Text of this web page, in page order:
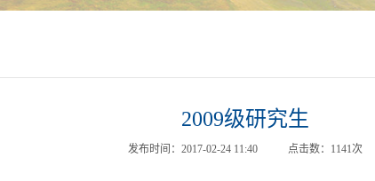
2009级研究生
发布时间： 2017-02-24 11:40 点击数： 1141次